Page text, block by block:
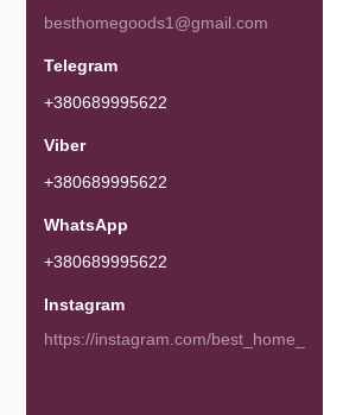
besthomegoods1@gmail.com
+380689995622
+380689995622
+380689995622
Instagram
https://instagram.com/best_home_goods